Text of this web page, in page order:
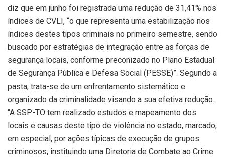
diz que em junho foi registrada uma redução de 31,41% nos
índices de CVLI, “o que representa uma estabilização nos
índices destes tipos criminais no primeiro semestre, sendo
buscado por estratégias de integração entre as forças de
segurança locais, conforme preconizado no Plano Estadual
de Segurança Pública e Defesa Social (PESSE)”. Segundo a
pasta, trata-se de um enfrentamento sistemático e
organizado da criminalidade visando a sua efetiva redução.
“A SSP-TO tem realizado estudos e mapeamento dos
locais e causas deste tipo de violência no estado, marcado,
em especial, por ações típicas de execução de grupos
criminosos, instituindo uma Diretoria de Combate ao Crime